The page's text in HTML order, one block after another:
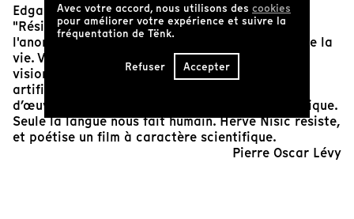
Edgar Morin pour ces vœux de 2017 écrivait :
"Résistez à l'hégémonie du profit, du calcul, de
l'anonymat, de la robotisation et prosaïsation de la
vie. Vivez poétiquement.". "Personne", ce film
visionnaire, conte une histoire d’intelligence
artificielle. S’il n’y a pas d’auteur, il n’y a pas
d’œuvre ! La Mathématique est un langage poétique.
Seule la langue nous fait humain. Hervé Nisic résiste,
et poétise un film à caractère scientifique.
Pierre Oscar Lévy
Avec votre accord, nous utilisons des cookies
pour améliorer votre expérience et suivre la
fréquentation de Tënk.
Refuser Accepter